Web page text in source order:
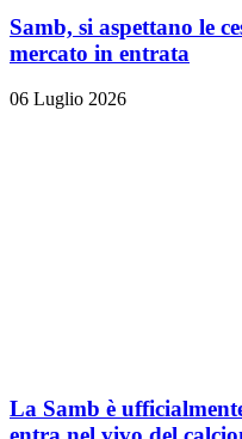
Samb, si aspettano le
mercato in entrata
06 Luglio 2026
La Samb è